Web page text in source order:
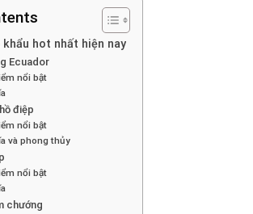
khẩu hot nhất hiện nay
Ecuador
nổi bật
điệp
nổi bật
và phong thủy
nổi bật
chướng